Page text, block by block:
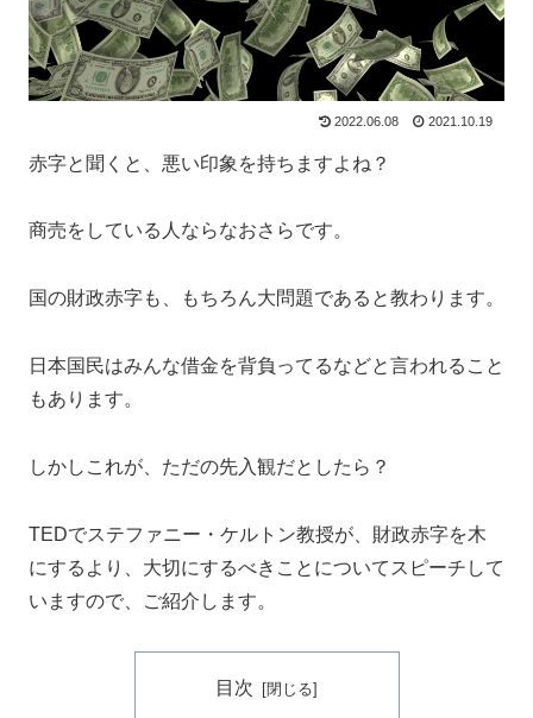
2022.06.08 2021.10.19
赤字と聞くと、悪い印象を持ちますよね？
商売をしている人ならなおさらです。
国の財政赤字も、もちろん大問題であると教わります。
日本国民はみんな借金を背負ってるなどと言われること
もあります。
しかしこれが、ただの先入観だとしたら？
TEDでステファニー・ケルトン教授が、財政赤字を木
にするより、大切にするべきことについてスピーチして
いますので、ご紹介します。
目次